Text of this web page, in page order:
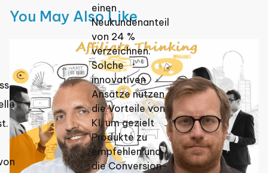
einen
Neukundenanteil
von 24 %
verzeichnen.
Solche
innovativen
Ansätze nutzen
die Vorteile von
KI, um gezielt
Produkte zu
empfehlen und
die Conversion-
You May Also Like